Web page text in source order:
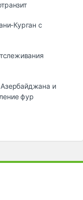
Курган с
и
фур